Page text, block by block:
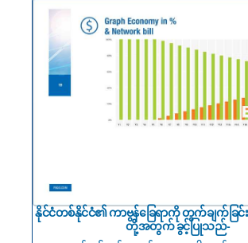
နိုင်ငံတစ်နိုင်ငံ၏ ကာဗွန်ခြေရာကို တွက်ချက်ခြ
တို့အတွက် ခွင့်ပြုသည်-